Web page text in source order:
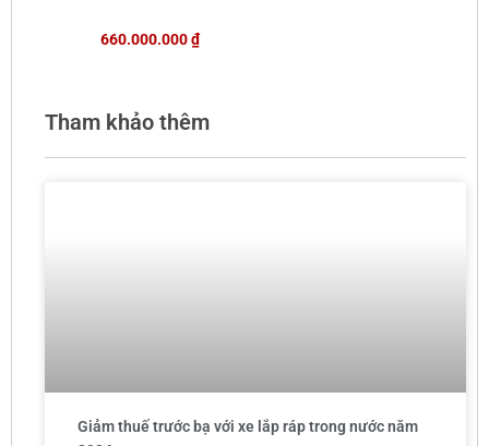
660.000.000₫
Tham khảo thêm
Giảm thuế trước bạ với xe lắp ráp trong nước năm